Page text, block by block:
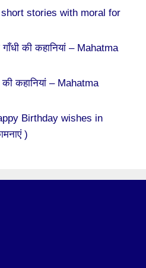
stories with moral for
गाँधी की कहानियां – Mahatma
की कहानियां – Mahatma
Birthday wishes in
)